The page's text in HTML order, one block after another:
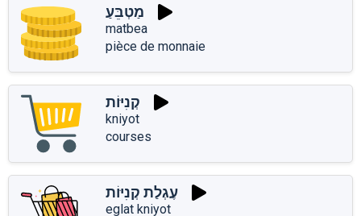
מַטְבֵּעַ
matbea
pièce de monnaie
קְנִיּוֹת
kniyot
courses
עֶגְלַת קְנִיּוֹת
eglat kniyot